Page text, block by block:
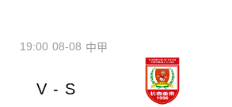
08-08
19:00 中甲
V - S